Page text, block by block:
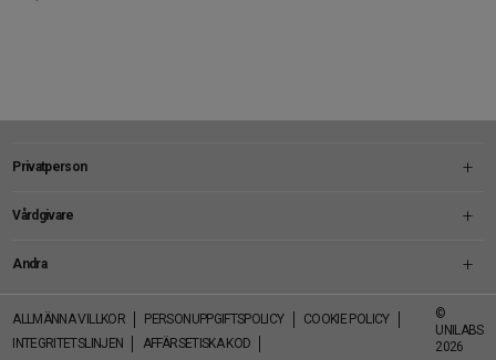
Privatperson
Vårdgivare
Andra
Footer
Social
ALLMÄNNA VILLKOR PERSONUPPGIFTSPOLICY
COOKIE POLICY
INTEGRITETSLINJEN
AFFÄRSETISKA KOD
©
UNILABS
2026